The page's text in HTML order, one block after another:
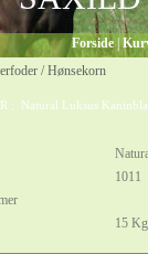
Forside |
/ Hønsekorn
: Natural Luksus
1011
15